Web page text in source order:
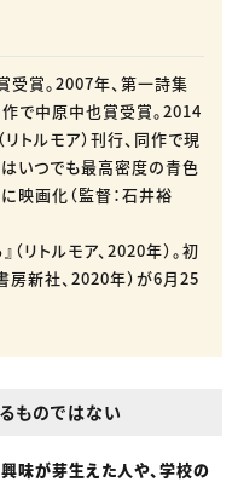
せ
る×メディア
受賞。2007年、第一詩集
作で中原中也賞受賞。2014
リトルモア）刊行、同作で現
いつでも最高密度の青色
映画化（監督：石井裕
リトルモア、2020年）。初
房新社、2020年）が6月25
ものではない
味が芽生えた人や、学校の